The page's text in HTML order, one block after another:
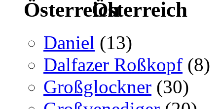
Österreich
Daniel (13)
Dalfazer Roßkopf (8)
Großglockner (30)